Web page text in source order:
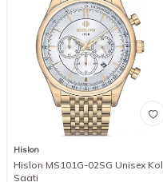
Hislon
Hislon MS101G-02SG Unisex Kol
Saati